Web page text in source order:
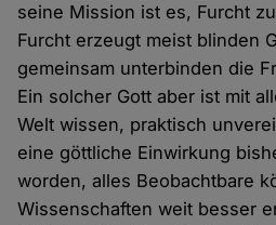
seine Mission ist es, Furcht
Furcht erzeugt meist blinden
gemeinsam unterbinden die
Ein solcher Gott aber ist mit
Welt wissen, praktisch
eine göttliche Einwirkung
worden, alles Beobachtbare
Wissenschaften weit besser